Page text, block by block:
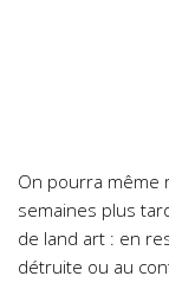
On pourra même
semaines plus
de land art : en
détruite ou au